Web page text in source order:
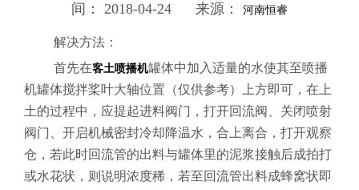
间： 2018-04-24 来源：
河南恒睿
["wechat","weibo","qzone","douban","email"]
解决方法：
首先在客土喷播机罐体中加入适量的水使其至喷播
机罐体搅拌桨叶大轴位置（仅供参考）上方即可，在上
土的过程中，应提起进料阀门，打开回流阀、关闭喷射
阀门、开启机械密封冷却降温水，合上离合，打开观察
仓，若此时回流管的出料与罐体里的泥浆接触后成拍打
或水花状，则说明浓度稀，若至回流管出料成蜂窝状即